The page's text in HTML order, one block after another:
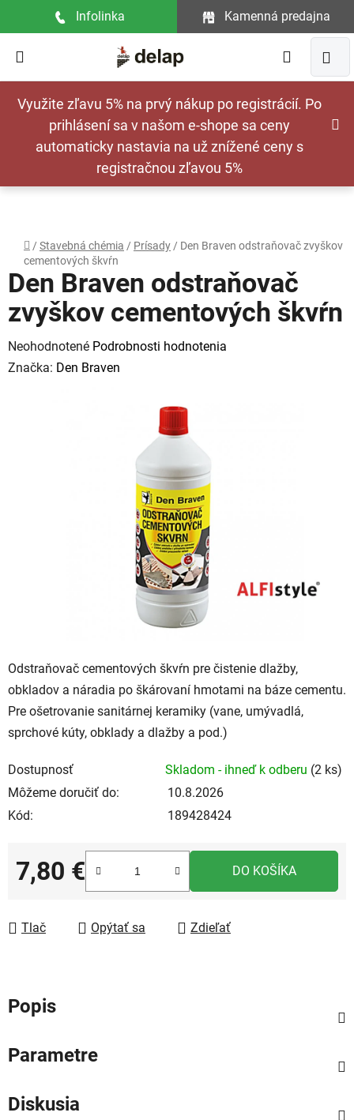
Využite zľavu 5% na prvý nákup po registrácií. Po
prihlásení sa v našom e-shope sa ceny
automaticky nastavia na už znížené ceny s
registračnou zľavou 5%
Infolinka Kamenná predajna
Hľadať
Domov
/ Stavebná chémia / Prísady / Den Braven odstraňovač zvyškov
cementových škvŕn
Odstraňovač cementových škvŕn pre čistenie dlažby,
obkladov a náradia po škárovaní hmotami na báze cementu.
Pre ošetrovanie sanitárnej keramiky (vane, umývadlá,
sprchové kúty, obklady a dlažby a pod.)
Dostupnosť Skladom - ihneď k odberu (2 ks)
Môžeme doručiť do:
10.8.2026
Kód:
189428424
7,80 €
Jednotková cena:
DO KOŠÍKA
Tlač Opýtať sa Zdieľať
Den Braven odstraňovač
zvyškov cementových škvŕn
Priemerné
hodnotenie
Neohodnotené Podrobnosti hodnotenia
Značka: Den Braven
Popis
Parametre
Diskusia